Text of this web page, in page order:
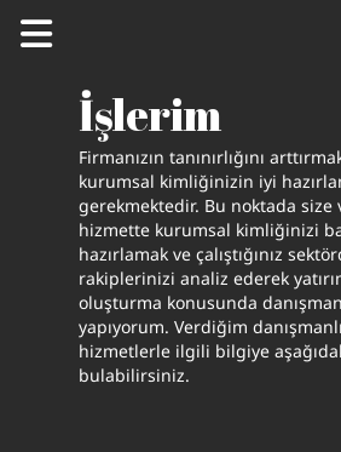
Can
Doğu Akdeniz
Hakkımda
İşlerim
Firmanızın tanınırlığını
kurumsal kimliğinizin iyi
gerekmektedir. Bu noktada size
hizmette kurumsal kimliğinizi
hazırlamak ve çalıştığınız
rakiplerinizi analiz ederek
oluşturma konusunda
yapıyorum. Verdiğim
hizmetlerle ilgili bilgiye
bulabilirsiniz.